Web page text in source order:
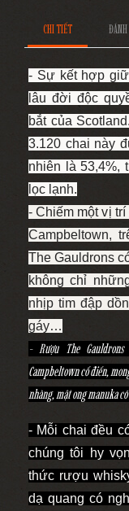
CHI TIẾT
- Sự kết hợp
lâu đời độc
bắt của
3.120 chai này
nhiên là 53,4%,
lọc lạnh.
- Chiếm một vị
Campbeltown,
The Gauldrons
không chỉ
nhịp tim đập
gáy…
- Rượu The
Campbeltown cổ điển,
nhàng, mật ong manuka
- Mỗi chai đều
chúng tôi hy
thức rượu
dạ quang có